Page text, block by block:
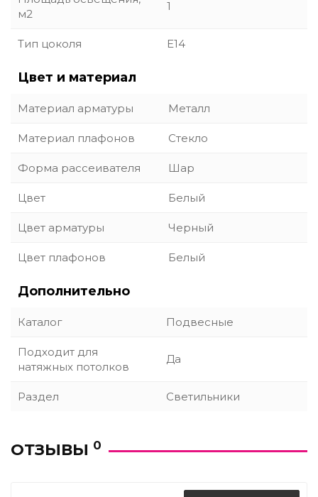
м2
1
Тип цоколя E14
Цвет и материал
Материал арматуры Металл
Материал плафонов Стекло
Форма рассеивателя Шар
Цвет Белый
Цвет арматуры Черный
Цвет плафонов Белый
Дополнительно
Каталог Подвесные
Подходит для
натяжных потолков
Да
Раздел Светильники
ОТЗЫВЫ 0